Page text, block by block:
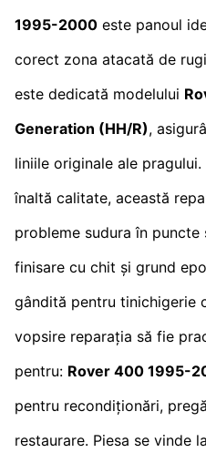
1995-2000 este panoul
corect zona atacată de
este dedicată modelului
Generation (HH/R),
liniile originale ale
înaltă calitate, această
probleme sudura în
finisare cu chit și grund
gândită pentru tinichigerie
vopsire reparația să fie
pentru: Rover 400 1995-
pentru recondiționări,
restaurare. Piesa se vinde